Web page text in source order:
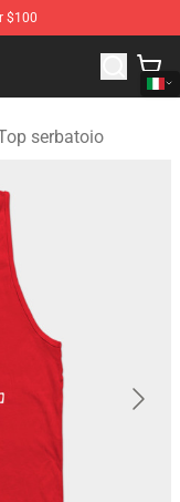
$100
Shop
serbatoio